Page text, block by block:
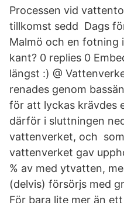
Processen vid
tillkomst sedd Dags
Malmö och en fotning
kant? 0 replies 0
längst :) @
renades genom
för att lyckas krävdes
därför i sluttningen
vattenverket, och
vattenverket gav
% av med ytvatten,
(delvis) försörjs med
För bara lite mer än